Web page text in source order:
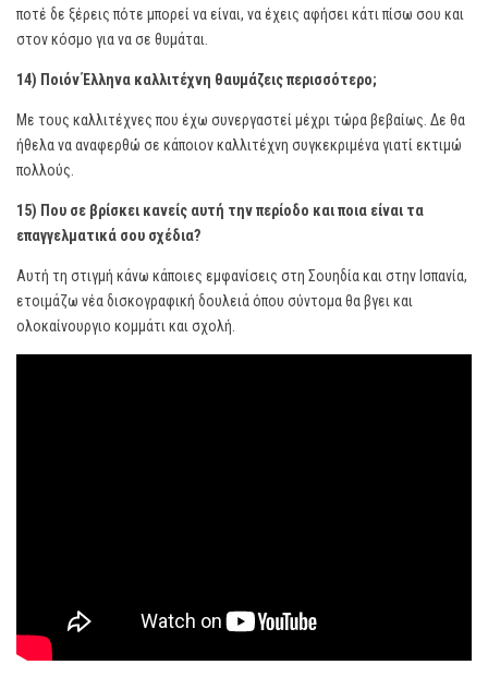
ποτέ δε ξέρεις πότε μπορεί να είναι, να έχεις αφήσει κάτι πίσω σου και
στον κόσμο για να σε θυμάται.
14) Ποιόν Έλληνα καλλιτέχνη θαυμάζεις περισσότερο;
Με τους καλλιτέχνες που έχω συνεργαστεί μέχρι τώρα βεβαίως. Δε θα
ήθελα να αναφερθώ σε κάποιον καλλιτέχνη συγκεκριμένα γιατί εκτιμώ
πολλούς.
15) Που σε βρίσκει κανείς αυτή την περίοδο και ποια είναι τα
επαγγελματικά σου σχέδια?
Αυτή τη στιγμή κάνω κάποιες εμφανίσεις στη Σουηδία και στην Ισπανία,
ετοιμάζω νέα δισκογραφική δουλειά όπου σύντομα θα βγει και
ολοκαίνουργιο κομμάτι και σχολή.